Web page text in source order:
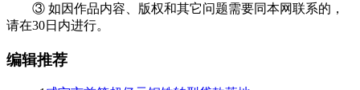
③ 如因作品内容、版权和其它问题需要同本网联系的，
请在30日内进行。
编辑推荐